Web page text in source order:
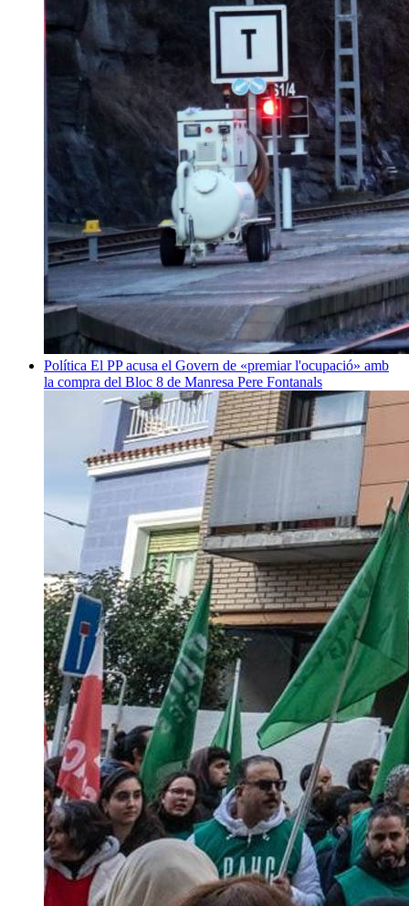
Política El PP acusa el Govern de «premiar l'ocupació» amb
la compra del Bloc 8 de Manresa Pere Fontanals